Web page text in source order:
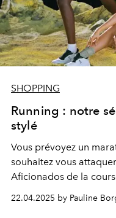
SHOPPING
Running : notre
stylé
Vous prévoyez un
souhaitez vous
Aficionados de la
articles aussi
crédibilité lors de
22.04.2025 by Pauline